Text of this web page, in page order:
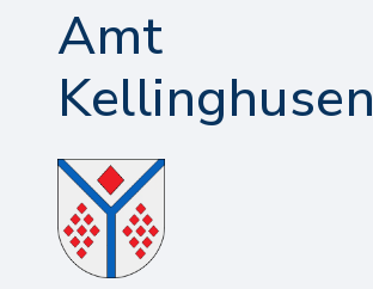
Amt
Kellinghusen